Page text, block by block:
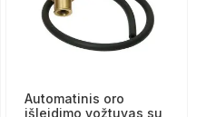
Automatinis oro
išleidimo vožtuvas su